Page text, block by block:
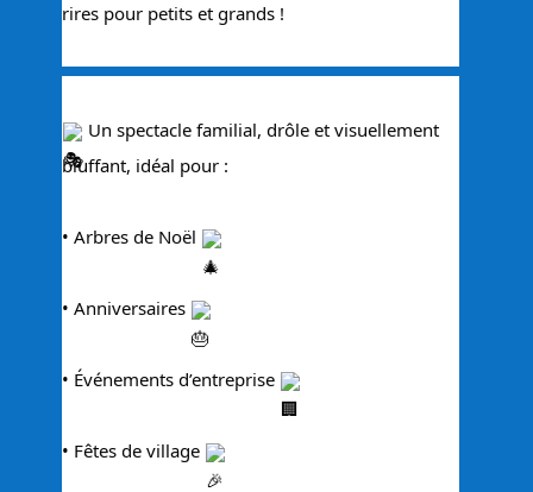
rires pour petits et grands !
Un spectacle familial, drôle et visuellement
bluffant, idéal pour :
• Arbres de Noël
• Anniversaires
• Événements d’entreprise
• Fêtes de village